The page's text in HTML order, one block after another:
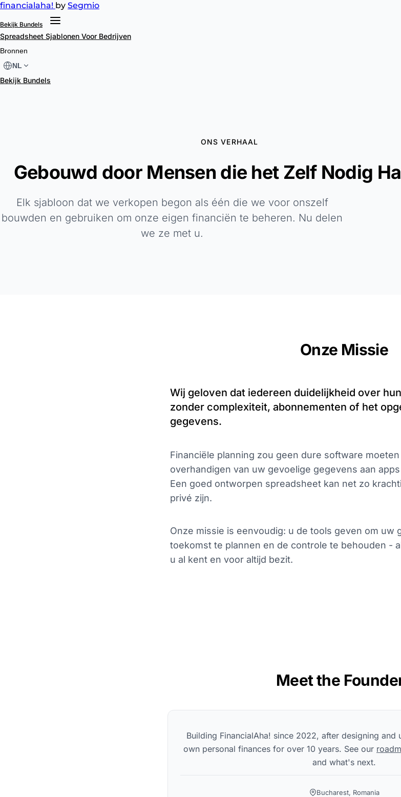
financialaha! by Segmio
Bekijk Bundels
Spreadsheet Sjablonen Voor Bedrijven
Bronnen
NL
Bekijk Bundels
ONS VERHAAL
Gebouwd door Mensen die het Zelf Nodig
Elk sjabloon dat we verkopen begon als één die we voor onszelf
bouwden en gebruiken om onze eigen financiën te beheren. Nu delen
we ze met u.
Onze Missie
Wij geloven dat iedereen duidelijkheid over
zonder complexiteit, abonnementen of het
gegevens.
Financiële planning zou geen dure software
overhandigen van uw gevoelige gegevens aan
Een goed ontworpen spreadsheet kan net zo
privé zijn.
Onze missie is eenvoudig: u de tools geven om uw
toekomst te plannen en de controle te behouden -
u al kent en voor altijd bezit.
Meet the
Building FinancialAha! since 2022, after designing and
own personal finances for over 10 years. See our
and what's next.
Bucharest, Romania